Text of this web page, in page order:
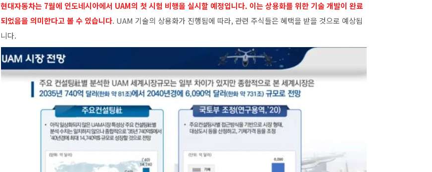
현대자동차는 7월에 인도네시아에서 UAM의 첫 시험 비행을 실시할 예정입니다. 이는 상용화를 위한 기술 개발이 완료
되었음을 의미한다고 볼 수 있습니다. UAM 기술의 상용화가 진행됨에 따라, 관련 주식들은 혜택을 받을 것으로 예상됩
니다.